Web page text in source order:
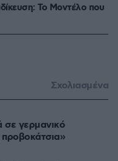
Το Mοντέλο που
Σχολιασμένα
σε γερμανικό